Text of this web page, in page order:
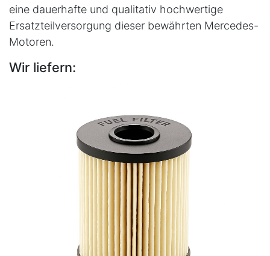
eine dauerhafte und qualitativ hochwertige
Ersatzteilversorgung dieser bewährten Mercedes-
Motoren.
Wir liefern: